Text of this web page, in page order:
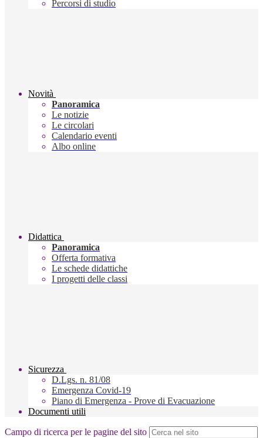
Percorsi di studio
Novità
Panoramica
Le notizie
Le circolari
Calendario eventi
Albo online
Didattica
Panoramica
Offerta formativa
Le schede didattiche
I progetti delle classi
Sicurezza
D.Lgs. n. 81/08
Emergenza Covid-19
Piano di Emergenza - Prove di Evacuazione
Documenti utili
Campo di ricerca per le pagine del sito